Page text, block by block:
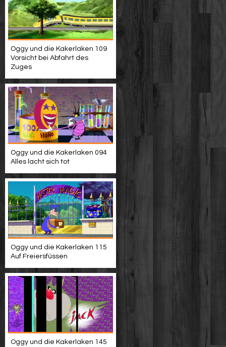
Oggy und die Kakerlaken 109
Vorsicht bei Abfahrt des
Zuges
Oggy und die Kakerlaken 094
Alles lacht sich tot
Oggy und die Kakerlaken 115
Auf Freiersfüssen
Oggy und die Kakerlaken 145